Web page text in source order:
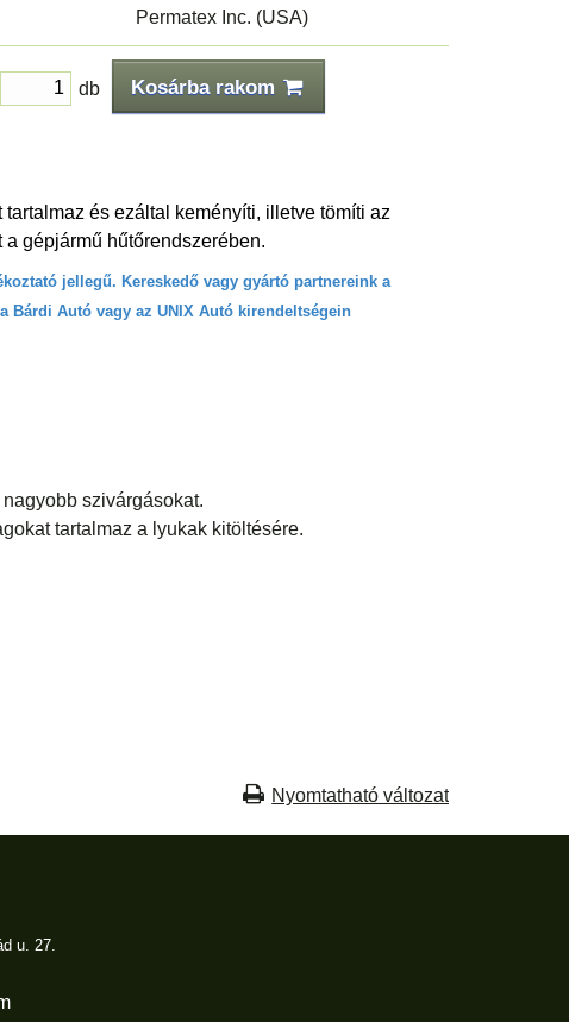
Permatex Inc. (USA)
db Kosárba rakom
és ezáltal keményíti, illetve tömíti az
gépjármű hűtőrendszerében.
jellegű. Kereskedő vagy gyártó partnereink a
Autó vagy az UNIX Autó kirendeltségein
szivárgásokat.
tartalmaz a lyukak kitöltésére.
Nyomtatható változat
u. 27.